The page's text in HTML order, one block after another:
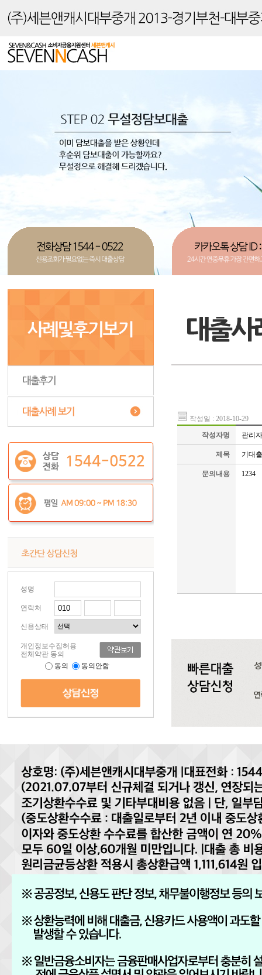
성명
연락처
신용상태
개인정보수집허용
전체약관 동의
동의
동의안함
작성일 : 2018-10-29
작성자명
관리자
제목 기대
문의내용 1234